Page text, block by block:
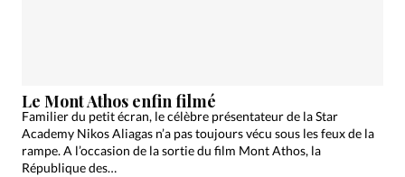
Le Mont Athos enfin filmé
Familier du petit écran, le célèbre présentateur de la Star
Academy Nikos Aliagas n’a pas toujours vécu sous les feux de la
rampe. A l’occasion de la sortie du film Mont Athos, la
République des…